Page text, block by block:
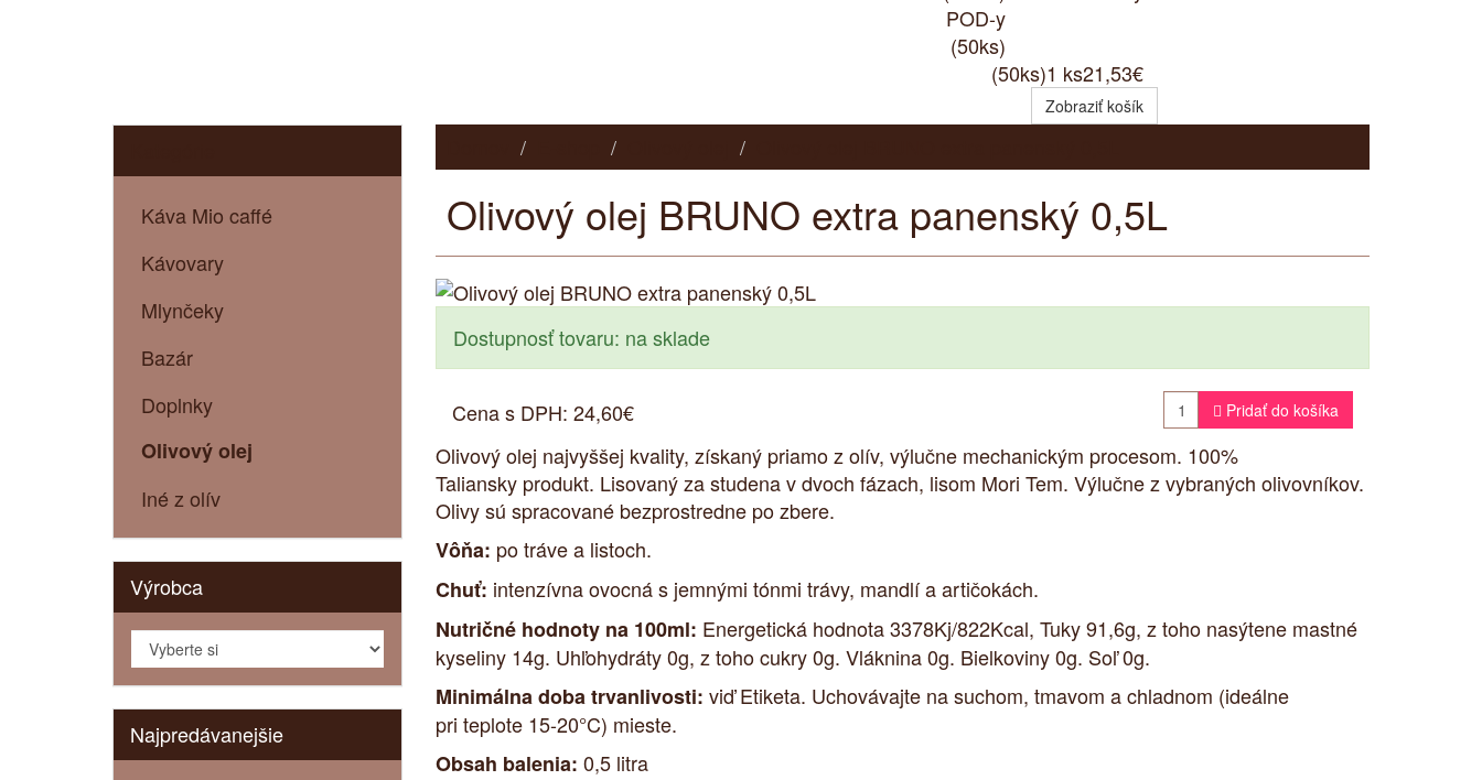
(50ks)1 ks21,53€
Zobraziť košík
Olivový olej BRUNO extra panenský 0,5L
Dostupnosť tovaru: na sklade
Cena s DPH: 24,60€  Pridať do košíka
Olivový olej najvyššej kvality, získaný priamo z olív, výlučne mechanickým procesom. 100%
Taliansky produkt. Lisovaný za studena v dvoch fázach, lisom Mori Tem. Výlučne z vybraných olivovníkov.
Olivy sú spracované bezprostredne po zbere.
Vôňa: po tráve a listoch.
Chuť: intenzívna ovocná s jemnými tónmi trávy, mandlí a artičokách.
Nutričné hodnoty na 100ml: Energetická hodnota 3378Kj/822Kcal, Tuky 91,6g, z toho nasýtene mastné
kyseliny 14g. Uhľohydráty 0g, z toho cukry 0g. Vláknina 0g. Bielkoviny 0g. Soľ 0g.
Minimálna doba trvanlivosti: viď Etiketa. Uchovávajte na suchom, tmavom a chladnom (ideálne
pri teplote 15-20°C) mieste.
Obsah balenia: 0,5 litra
Káva Mio caffé
Kávovary
Mlynčeky
Bazár
Doplnky
Olivový olej
Iné z olív
Výrobca
Najpredávanejšie